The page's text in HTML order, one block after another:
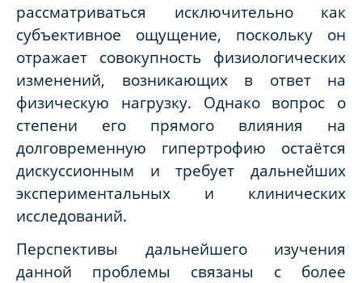
рассматриваться исключительно как
субъективное ощущение, поскольку он
отражает совокупность физиологических
изменений, возникающих в ответ на
физическую нагрузку. Однако вопрос о
степени его прямого влияния на
долговременную гипертрофию остаётся
дискуссионным и требует дальнейших
экспериментальных и клинических
исследований.
Перспективы дальнейшего изучения
данной проблемы связаны с более